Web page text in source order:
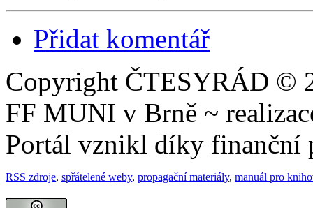
Přidat komentář
Copyright ČTESYRÁD ©
FF MUNI v Brně ~
Portál vznikl díky finanční
RSS zdroje, spřátelené weby, propagační materiály, manuál pro